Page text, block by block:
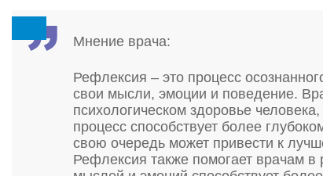
Мнение врача:
Рефлексия – это процесс
свои мысли, эмоции и поведение.
психологическом здоровье
процесс способствует более
свою очередь может привести к
Рефлексия также помогает врачам в